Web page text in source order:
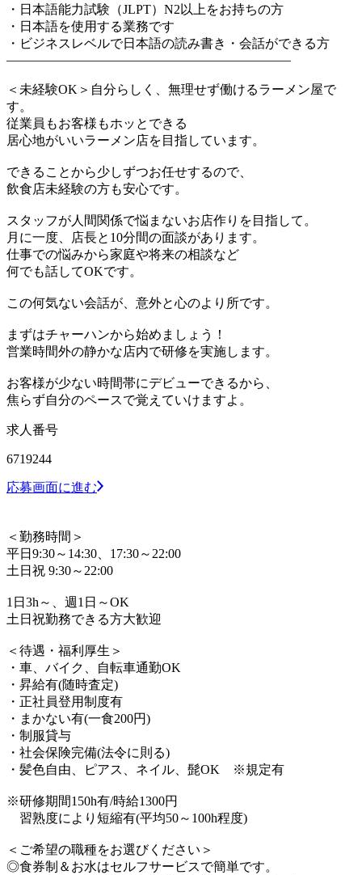
・日本語能力試験（JLPT）N2以上をお持ちの方
・日本語を使用する業務です
・ビジネスレベルで日本語の読み書き・会話ができる方
――――――――――――――――――――――
＜未経験OK＞自分らしく、無理せず働けるラーメン屋で
す。
従業員もお客様もホッとできる
居心地がいいラーメン店を目指しています。
できることから少しずつお任せするので、
飲食店未経験の方も安心です。
スタッフが人間関係で悩まないお店作りを目指して。
月に一度、店長と10分間の面談があります。
仕事での悩みから家庭や将来の相談など
何でも話してOKです。
この何気ない会話が、意外と心のより所です。
まずはチャーハンから始めましょう！
営業時間外の静かな店内で研修を実施します。
お客様が少ない時間帯にデビューできるから、
焦らず自分のペースで覚えていけますよ。
求人番号
6719244
応募画面に進む
＜勤務時間＞
平日9:30～14:30、17:30～22:00
土日祝 9:30～22:00
1日3h～、週1日～OK
土日祝勤務できる方大歓迎
＜待遇・福利厚生＞
・車、バイク、自転車通勤OK
・昇給有(随時査定)
・正社員登用制度有
・まかない有(一食200円)
・制服貸与
・社会保険完備(法令に則る)
・髪色自由、ピアス、ネイル、髭OK ※規定有
※研修期間150h有/時給1300円
習熟度により短縮有(平均50～100h程度)
＜ご希望の職種をお選びください＞
◎食券制＆お水はセルフサービスで簡単です。